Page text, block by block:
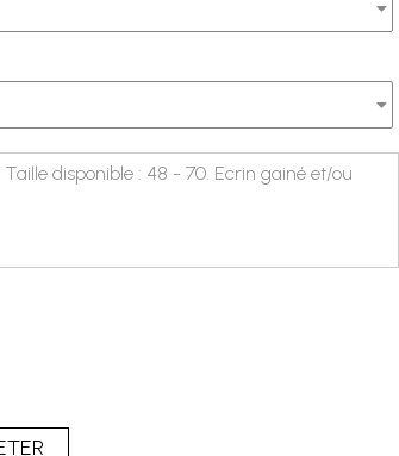
Taille disponible : 48 - 70. Ecrin gainé et/ou